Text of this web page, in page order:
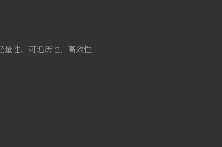
量性、可遍历性、高效性